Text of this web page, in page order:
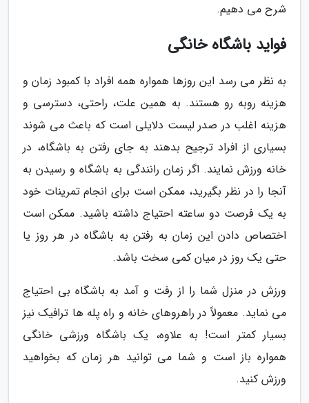
شرح می دهیم.
فواید باشگاه خانگی
به نظر می رسد این روزها همواره همه افراد با کمبود زمان و
هزینه روبه رو هستند. به همین علت، راحتی، دسترسی و
هزینه اغلب در صدر لیست دلایلی است که باعث می شوند
بسیاری از افراد ترجیح بدهند به جای رفتن به باشگاه، در
خانه ورزش نمایند. اگر زمان رانندگی به باشگاه و رسیدن به
آنجا را در نظر بگیرید، ممکن است برای انجام تمرینات خود
به یک فرصت دو ساعته احتیاج داشته باشید. ممکن است
اختصاص دادن این زمان به رفتن به باشگاه در هر روز یا
حتی یک روز در میان کمی سخت باشد.
ورزش در منزل شما را از رفت و آمد به باشگاه بی احتیاج
می نماید. معمولاً در راهروهای خانه و راه پله ها ترافیک نیز
بسیار کمتر است! به علاوه، یک باشگاه ورزشی خانگی
همواره باز است و شما می توانید هر زمان که بخواهید
ورزش کنید.